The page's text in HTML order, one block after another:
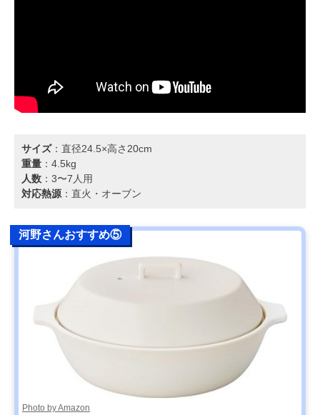
サイズ：直径24.5×高さ20cm
重量 ：4.5kg
人数 ：3〜7人用
対応熱源 ：直火・オーブン
河野さんおすすめ⑤
Photo by Amazon